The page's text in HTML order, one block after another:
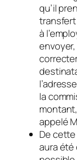
qu’il
transfert
à
la
appelé
De
aura